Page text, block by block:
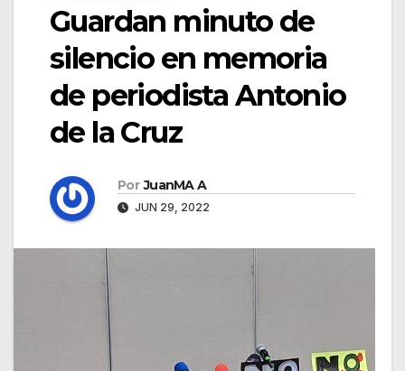
Guardan minuto de
silencio en memoria
de periodista Antonio
de la Cruz
Por JuanMA A
JUN 29, 2022